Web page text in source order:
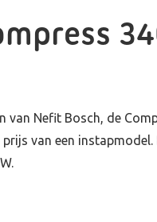
van Nefit Bosch, de
van een